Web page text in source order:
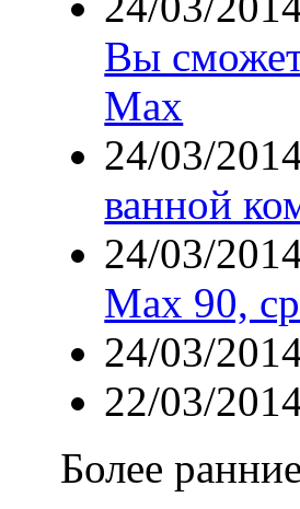
Вы
Max
24/03/
ванной
24/03/
Max 90,
24/03/
22/03/
Более